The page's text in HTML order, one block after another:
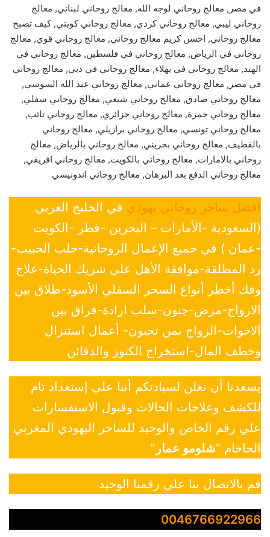
في مصر, معالج روحاني لوجه الله, معالج روحاني لبناني, معالج
روحاني ليبي, معالج روحاني كردي, معالج روحاني كويتي, كيف تصبح
معالج روحاني, احسن كريم معالج روحاني, معالج روحاني قوي, معالج
روحاني في الرياض, معالج روحاني في فلسطين, معالج روحاني في
الهند, معالج روحاني في بهلاء, معالج روحاني في دبي, معالج روحاني
في مصر, معالج روحاني عماني, معالج روحاني عبد الله السوسي,
معالج روحاني صادق, معالج روحاني شيعي, معالج روحاني سفلي,
معالج روحاني حمزة, معالج روحاني جزائري, معالج روحاني تائب,
معالج روحاني تونسي, معالج روحاني برازيلي, معالج روحاني
بالقطيف, معالج روحاني بحريني, معالج روحاني بالرياض, معالج
روحاني بالامارات, معالج روحاني بالكويت, معالج روحاني افريقي,
معالج روحاني الدفع بعد البرهان, معالج روحاني اندونيسي
افضل ساحر روحاني يهودي في الخليج العربي
(السعودية -الأمارات – البحرين -قطر -الكويت
-عمان ) في جميع الإعمال الروحانية-جلب الحبيب-
رد المطلقة-موافقة الأهل علي شريك الحياة-علاج
وفك أخطر أنواع السحر السفلي الأسود-طلاق بين
الازواج-مرض-جنون-سلب ارادة-فراق بين
الاخوات-الزواج بمن تحبون- أعمال استنزال
وخطف المال-استخراج الكنوز والدفائن
يسعدنا أن نعلن لسيادتكم أننا على إستعداد تام
للكشف وعلاجات الحالات وقبول الاستفسارات
علي رقم الخاص والوحيد للساحر اليهودي المغربي
الحاخام “شلومو عمار ”
قم بالاتصال بنا علي رقمنا الوحيد
0046766922966